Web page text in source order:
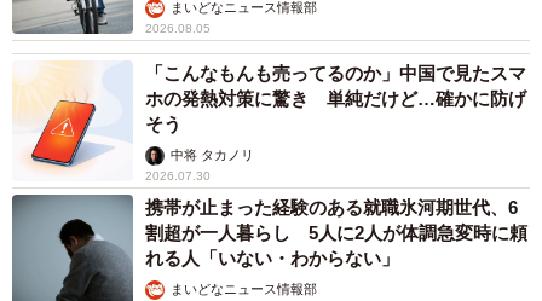
まいどなニュース情報部
2026.08.05
「こんなもんも売ってるのか」中国で見たスマ
ホの発熱対策に驚き 単純だけど…確かに防げ
そう
中将 タカノリ
2026.07.30
携帯が止まった経験のある就職氷河期世代、6
割超が一人暮らし 5人に2人が体調急変時に頼
れる人「いない・わからない」
まいどなニュース情報部